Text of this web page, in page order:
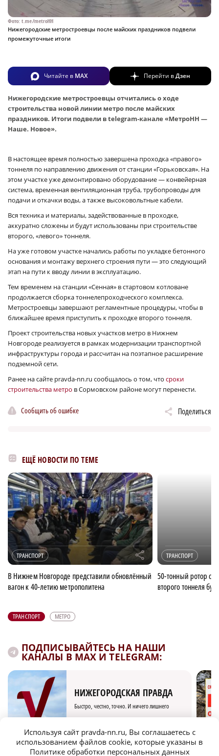
Фото: t.me/metroHH
Нижегородские метростроевцы после майских праздников подвели
промежуточные итоги
Читайте в MAX Перейти вДзен
Нижегородские метростроевцы отчитались о ходе
строительства новой линии метро после майских
праздников. Итоги подвели в telegram-канале «МетроНН —
Наше. Новое».
В настоящее время полностью завершена проходка «правого»
тоннеля по направлению движения от станции «Горьковская». На
этом участке уже демонтировано оборудование — конвейерная
система, временная вентиляционная труба, трубопроводы для
подачи и откачки воды, а также высоковольтные кабели.
Вся техника и материалы, задействованные в проходке,
аккуратно сложены и будут использованы при строительстве
второго, «левого» тоннеля.
На уже готовом участке начались работы по укладке бетонного
основания и монтажу верхнего строения пути — это следующий
этап на пути к вводу линии в эксплуатацию.
Тем временем на станции «Сенная» в стартовом котловане
продолжается сборка тоннелепроходческого комплекса.
Метростроевцы завершают регламентные процедуры, чтобы в
ближайшее время приступить к проходке второго тоннеля.
Проект строительства новых участков метро в Нижнем
Новгороде реализуется в рамках модернизации транспортной
инфраструктуры города и рассчитан на поэтапное расширение
подземной сети.
Ранее на сайте pravda-nn.ru сообщалось о том, что сроки
строительства метро в Сормовском районе могут перенести.
Сообщить об ошибке Поделиться
ЕЩЁ НОВОСТИ ПО ТЕМЕ
ТРАНСПОРТ r
В Нижнем Новгороде представили обновлённый
вагон к 40-летию метрополитена
ТРАНСПОРТ
50-тонный ротор
второго тоннеля
ТРАНСПОРТ МЕТРО
ПОДПИСЫВАЙТЕСЬ НА НАШИ
КАНАЛЫ В MAX И TELEGRAM:
НИЖЕГОРОДСКАЯ ПРАВДА
Быстро, честно, точно. И ничего лишнего
Используя сайт pravda-nn.ru, Вы соглашаетесь с
использованием файлов cookie, которые указаны в
Политике обработки персональных данных